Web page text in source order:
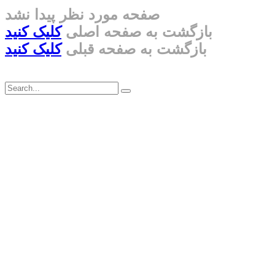
صفحه مورد نظر پیدا نشد
بازگشت به صفحه اصلیکلیک کنید
بازگشت به صفحه قبلیکلیک کنید